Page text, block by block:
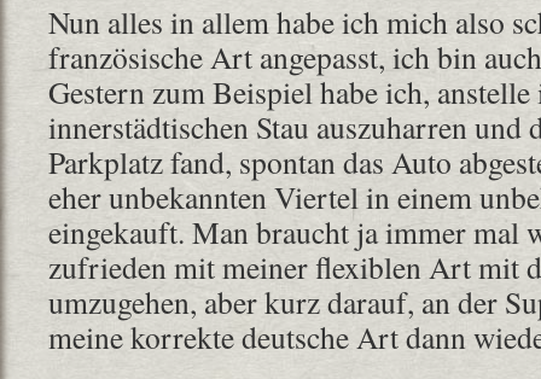
Nun alles in allem habe ich mich also
französische Art angepasst, ich bin
Gestern zum Beispiel habe ich,
innerstädtischen Stau auszuharren und
Parkplatz fand, spontan das Auto
eher unbekannten Viertel in einem
eingekauft. Man braucht ja immer mal
zufrieden mit meiner flexiblen Art mit
umzugehen, aber kurz darauf, an der
meine korrekte deutsche Art dann